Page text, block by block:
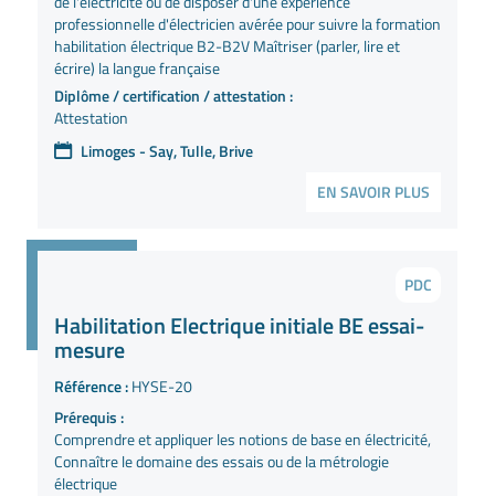
professionnelle d'électricien avérée pour suivre la formation
habilitation électrique B2-B2V Maîtriser (parler, lire et
écrire) la langue française
Diplôme / certification / attestation :
Attestation
Limoges - Say, Tulle, Brive
EN SAVOIR PLUS
PDC
Habilitation Electrique initiale BE essai-
mesure
Référence :HYSE-20
Prérequis :
Comprendre et appliquer les notions de base en électricité,
Connaître le domaine des essais ou de la métrologie
électrique